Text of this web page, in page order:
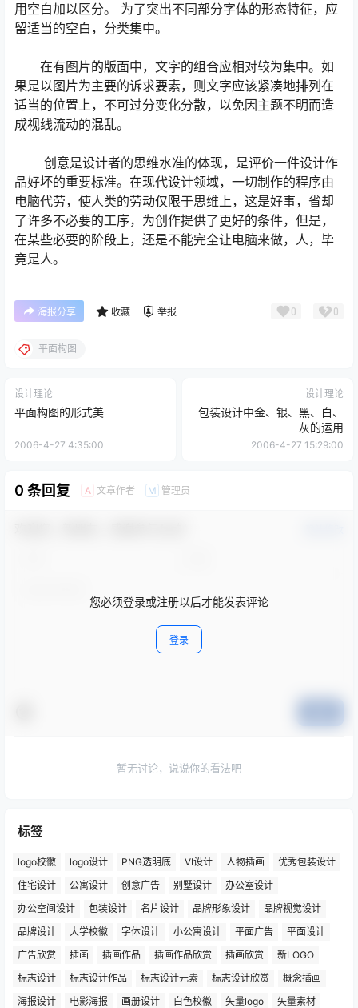
用空白加以区分。 为了突出不同部分字体的形态特征，应
留适当的空白，分类集中。
在有图片的版面中，文字的组合应相对较为集中。如
果是以图片为主要的诉求要素，则文字应该紧凑地排列在
适当的位置上，不可过分变化分散，以免因主题不明而造
成视线流动的混乱。
创意是设计者的思维水准的体现，是评价一件设计作
品好坏的重要标准。在现代设计领域，一切制作的程序由
电脑代劳，使人类的劳动仅限于思维上，这是好事，省却
了许多不必要的工序，为创作提供了更好的条件，但是，
在某些必要的阶段上，还是不能完全让电脑来做，人，毕
竟是人。
海报分享 收藏 举报 0 0
平面构图
设计理论
平面构图的形式美
2006-4-27 4:35:00
设计理论
包装设计中金、银、黑、白、
灰的运用
2006-4-27 15:29:00
0 条回复 A 文章作者 M 管理员
您必须登录或注册以后才能发表评论
登录
暂无讨论，说说你的看法吧
标签
logo校徽 logo设计 PNG透明底 VI设计 人物插画
优秀包装设计
住宅设计
公寓设计 创意广告 别墅设计
办公室设计
办公空间设计
包装设计 名片设计 品牌形象设计
品牌视觉设计
品牌设计
大学校徽 字体设计 小公寓设计 平面广告
平面设计
广告欣赏
插画 插画作品 插画作品欣赏 插画欣赏
新LOGO
标志设计
标志设计作品 标志设计元素 标志设计欣赏
概念插画
海报设计
电影海报 画册设计 白色校徽 矢量logo 矢量素材